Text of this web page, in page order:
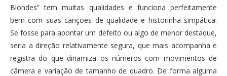
Blondes” tem muitas qualidades e funciona perfeitamente
bem com suas canções de qualidade e historinha simpática.
Se fosse para apontar um defeito ou algo de menor destaque,
seria a direção relativamente segura, que mais acompanha e
registra do que dinamiza os números com movimentos de
câmera e variação de tamanho de quadro. De forma alguma